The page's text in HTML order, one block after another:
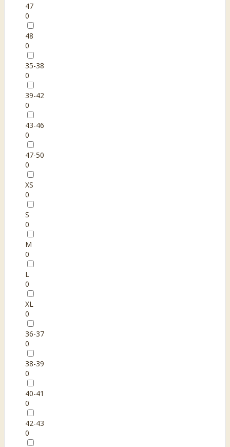
47
0
48
0
35-38
0
39-42
0
43-46
0
47-50
0
XS
0
S
0
M
0
L
0
XL
0
36-37
0
38-39
0
40-41
0
42-43
0